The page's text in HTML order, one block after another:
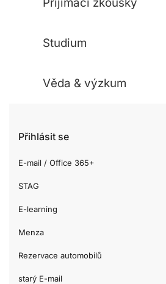
Studium
Věda & výzkum
Přihlásit se
E-mail / Office 365+
STAG
E-learning
Menza
Rezervace automobilů
starý E-mail